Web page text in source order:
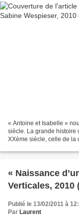
« Antoine et Isabelle »
siècle. La grande histoire
XXème siècle, celle de la
« Naissance
Verticales, 2010
Publié le 13/02/2011 à
Par Laurent